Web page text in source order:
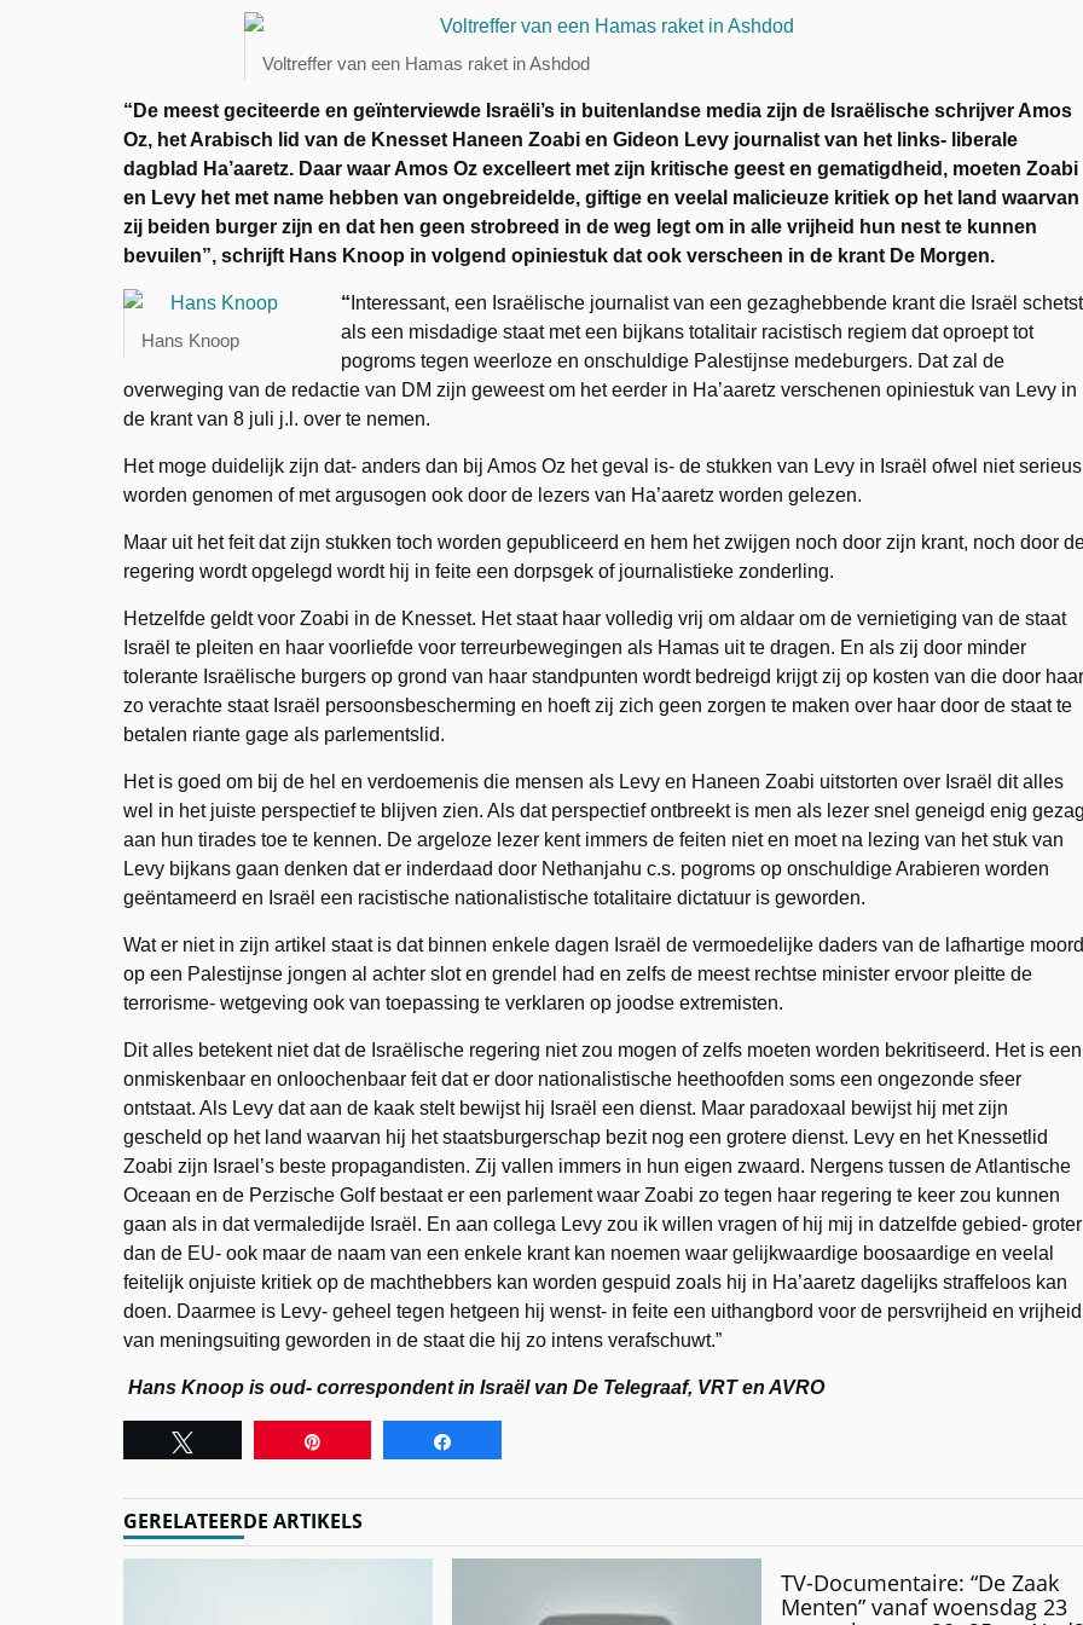
Voltreffer van een Hamas raket in Ashdod
“De meest geciteerde en geïnterviewde Israëli’s in buitenlandse media zijn de Israëlische schrijver Amos
Oz, het Arabisch lid van de Knesset Haneen Zoabi en Gideon Levy journalist van het links- liberale
dagblad Ha’aaretz. Daar waar Amos Oz excelleert met zijn kritische geest en gematigdheid, moeten Zoabi
en Levy het met name hebben van ongebreidelde, giftige en veelal malicieuze kritiek op het land waarvan
zij beiden burger zijn en dat hen geen strobreed in de weg legt om in alle vrijheid hun nest te kunnen
bevuilen”, schrijft Hans Knoop in volgend opiniestuk dat ook verscheen in de krant De Morgen.
Hans Knoop
“ Interessant, een Israëlische journalist van een gezaghebbende krant die Israël schetst
als een misdadige staat met een bijkans totalitair racistisch regiem dat oproept tot
pogroms tegen weerloze en onschuldige Palestijnse medeburgers. Dat zal de
overweging van de redactie van DM zijn geweest om het eerder in Ha’aaretz verschenen opiniestuk van Levy in
de krant van 8 juli j.l. over te nemen.
Het moge duidelijk zijn dat- anders dan bij Amos Oz het geval is- de stukken van Levy in Israël ofwel niet serieus
worden genomen of met argusogen ook door de lezers van Ha’aaretz worden gelezen.
Maar uit het feit dat zijn stukken toch worden gepubliceerd en hem het zwijgen noch door zijn krant, noch door
regering wordt opgelegd wordt hij in feite een dorpsgek of journalistieke zonderling.
Hetzelfde geldt voor Zoabi in de Knesset. Het staat haar volledig vrij om aldaar om de vernietiging van de staat
Israël te pleiten en haar voorliefde voor terreurbewegingen als Hamas uit te dragen. En als zij door minder
tolerante Israëlische burgers op grond van haar standpunten wordt bedreigd krijgt zij op kosten van die door haar
zo verachte staat Israël persoonsbescherming en hoeft zij zich geen zorgen te maken over haar door de staat te
betalen riante gage als parlementslid.
Het is goed om bij de hel en verdoemenis die mensen als Levy en Haneen Zoabi uitstorten over Israël dit alles
wel in het juiste perspectief te blijven zien. Als dat perspectief ontbreekt is men als lezer snel geneigd enig gezag
aan hun tirades toe te kennen. De argeloze lezer kent immers de feiten niet en moet na lezing van het stuk van
Levy bijkans gaan denken dat er inderdaad door Nethanjahu c.s. pogroms op onschuldige Arabieren worden
geëntameerd en Israël een racistische nationalistische totalitaire dictatuur is geworden.
Wat er niet in zijn artikel staat is dat binnen enkele dagen Israël de vermoedelijke daders van de lafhartige moord
op een Palestijnse jongen al achter slot en grendel had en zelfs de meest rechtse minister ervoor pleitte de
terrorisme- wetgeving ook van toepassing te verklaren op joodse extremisten.
Dit alles betekent niet dat de Israëlische regering niet zou mogen of zelfs moeten worden bekritiseerd. Het is een
onmiskenbaar en onloochenbaar feit dat er door nationalistische heethoofden soms een ongezonde sfeer
ontstaat. Als Levy dat aan de kaak stelt bewijst hij Israël een dienst. Maar paradoxaal bewijst hij met zijn
gescheld op het land waarvan hij het staatsburgerschap bezit nog een grotere dienst. Levy en het Knessetlid
Zoabi zijn Israel’s beste propagandisten. Zij vallen immers in hun eigen zwaard. Nergens tussen de Atlantische
Oceaan en de Perzische Golf bestaat er een parlement waar Zoabi zo tegen haar regering te keer zou kunnen
gaan als in dat vermaledijde Israël. En aan collega Levy zou ik willen vragen of hij mij in datzelfde gebied- groter
dan de EU- ook maar de naam van een enkele krant kan noemen waar gelijkwaardige boosaardige en veelal
feitelijk onjuiste kritiek op de machthebbers kan worden gespuid zoals hij in Ha’aaretz dagelijks straffeloos kan
doen. Daarmee is Levy- geheel tegen hetgeen hij wenst- in feite een uithangbord voor de persvrijheid en vrijheid
van meningsuiting geworden in de staat die hij zo intens verafschuwt.”
Hans Knoop is oud- correspondent in Israël van De Telegraaf, VRT en AVRO
GERELATEERDE ARTIKELS
TV-Documentaire: “De Zaak
Menten” vanaf woensdag 23